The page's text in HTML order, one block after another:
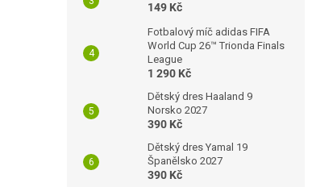
149 Kč
Fotbalový míč adidas FIFA
World Cup 26™ Trionda Finals
League
1 290 Kč
Dětský dres Haaland 9
Norsko 2027
390 Kč
Dětský dres Yamal 19
Španělsko 2027
390 Kč